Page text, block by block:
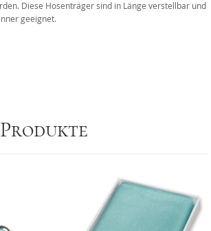
Diese Hosenträger sind in Länge verstellbar und
geeignet.